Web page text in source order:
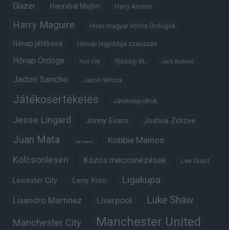
Glazer Hannibal Mejbri Harry Amass
Harry Maguire Híres magyar Vörös Ördögök
Hónap játékosa Hónap legjobbja szavazás
Hónap Ördöge Hull City Ifjúsági BL Jack Butland
Jadon Sancho Jason Wilcox
Játékosértékelés Játékosprofilok
Jesse Lingard Jonny Evans Joshua Zirkzee
Juan Mata Karl Darlow Kobbie Mainoo
Kölcsönlesen Közös meccsnézések Lee Grant
Leicester City Leny Yoro Ligakupa
Lisandro Martinez Liverpool Luke Shaw
Manchester City Manchester United